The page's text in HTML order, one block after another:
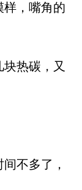
，嘴角的
热碳，又
不多了，